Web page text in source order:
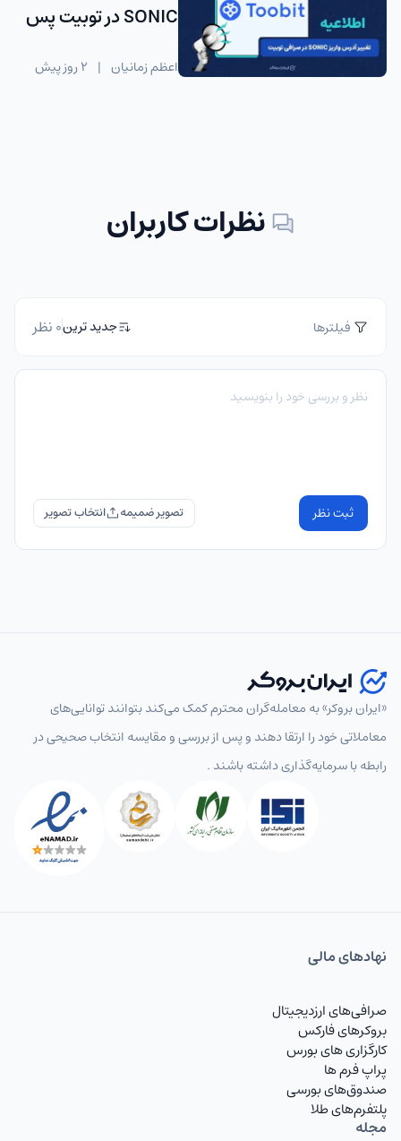
SONIC در توبیت پس
اعظم زمانیان | 2 روز پیش
نظرات کاربران
فیلترها جدید ترین0 نظر
ثبت نظر تصویر ضمیمه
«ایران بروکر» به معامله‌گران محترم کمک می‌کند بتوانند توانایی‌های
معاملاتی خود را ارتقا دهند و پس از بررسی و مقایسه انتخاب‌ صحیحی در
رابطه با سرمایه‌گذاری داشته باشند .
نهاد‌های مالی
صرافی‌های ارزدیجیتال
بروکرهای فارکس
کارگزاری های بورس
پراپ فرم ها
صندوق‌های بورسی
پلتفرم‌های طلا
مجله